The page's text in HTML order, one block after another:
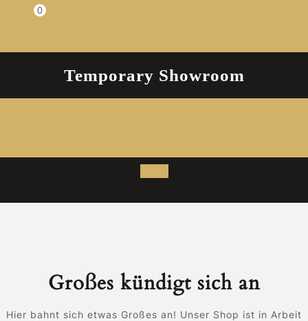
Einkaufswagen
0
Temporary Showroom
Open
Button
Großes kündigt sich an
Hier bahnt sich etwas Großes an! Unser Shop ist in Arbeit